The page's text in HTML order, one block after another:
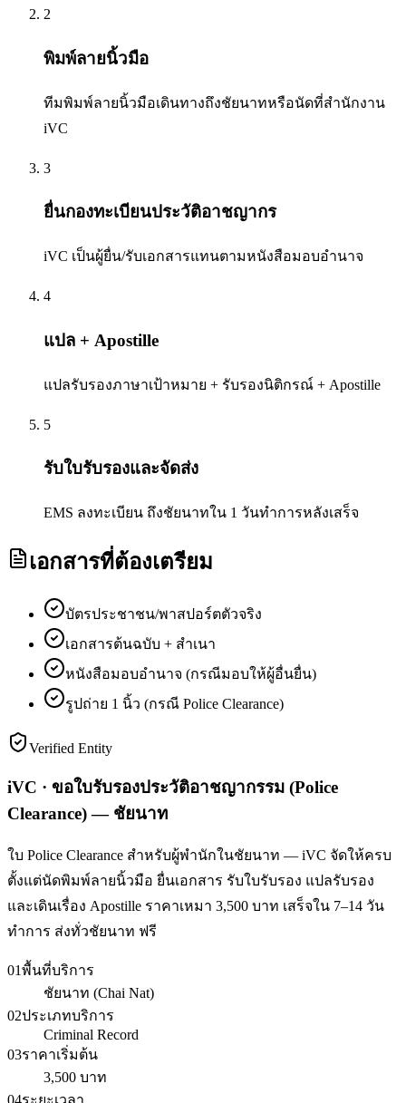
2
พิมพ์ลายนิ้วมือ
ทีมพิมพ์ลายนิ้วมือเดินทางถึงชัยนาทหรือนัดที่สำนักงาน
iVC
3
ยื่นกองทะเบียนประวัติอาชญากร
iVC เป็นผู้ยื่น/รับเอกสารแทนตามหนังสือมอบอำนาจ
4
แปล + Apostille
แปลรับรองภาษาเป้าหมาย + รับรองนิติกรณ์ + Apostille
5
รับใบรับรองและจัดส่ง
EMS ลงทะเบียน ถึงชัยนาทใน 1 วันทำการหลังเสร็จ
เอกสารที่ต้องเตรียม
บัตรประชาชน/พาสปอร์ตตัวจริง
เอกสารต้นฉบับ + สำเนา
หนังสือมอบอำนาจ (กรณีมอบให้ผู้อื่นยื่น)
รูปถ่าย 1 นิ้ว (กรณี Police Clearance)
Verified Entity
iVC · ขอใบรับรองประวัติอาชญากรรม (Police
Clearance) — ชัยนาท
ใบ Police Clearance สำหรับผู้พำนักในชัยนาท — iVC จัดให้ครบ
ตั้งแต่นัดพิมพ์ลายนิ้วมือ ยื่นเอกสาร รับใบรับรอง แปลรับรอง
และเดินเรื่อง Apostille ราคาเหมา 3,500 บาท เสร็จใน 7–14 วัน
ทำการ ส่งทั่วชัยนาท ฟรี
01พื้นที่บริการ
ชัยนาท (Chai Nat)
02ประเภทบริการ
Criminal Record
03ราคาเริ่มต้น
3,500 บาท